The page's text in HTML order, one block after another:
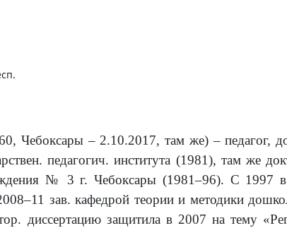
Чебоксары – 2.10.2017, там же) – педагог,
педагогич. института (1981), там же
№ 3 г. Чебоксары (1981–96). С 1997 в
зав. кафедрой теории и методики
диссертацию защитила в 2007 на тему